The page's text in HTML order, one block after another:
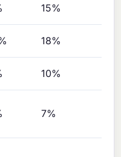
15%
18%
10%
7%